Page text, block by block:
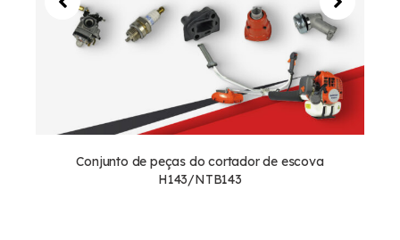
Conjunto de peças do cortador de escova
H143/NTB143